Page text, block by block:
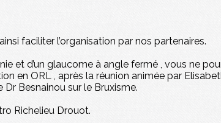
faciliter l’organisation par nos partenaires.
et d’un glaucome à angle fermé , vous ne
en ORL , après la réunion animée par
Besnainou sur le Bruxisme.
Richelieu Drouot.